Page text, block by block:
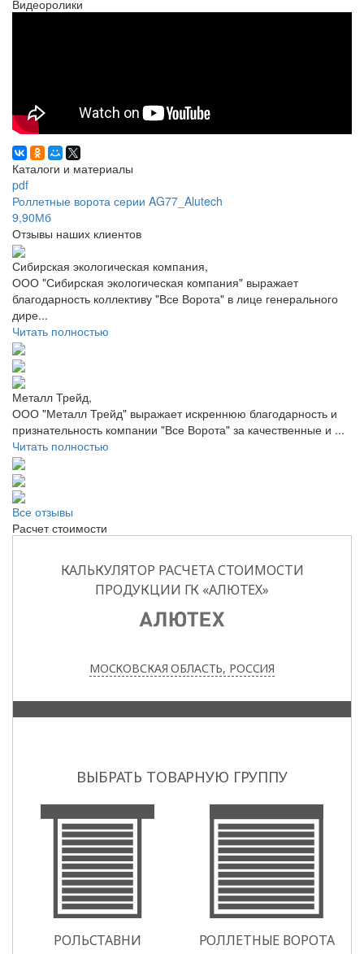
Видеоролики
Каталоги и материалы
pdf
Роллетные ворота серии AG77_Alutech
9,90Мб
Отзывы наших клиентов
Сибирская экологическая компания,
ООО "Сибирская экологическая компания" выражает
благодарность коллективу "Все Ворота" в лице генерального
дире...
Читать полностью
Металл Трейд,
ООО "Металл Трейд" выражает искреннюю благодарность и
признательность компании "Все Ворота" за качественные и ...
Читать полностью
Все отзывы
Расчет стоимости